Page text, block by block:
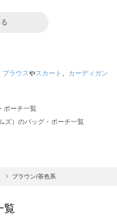
ブラウスやスカート
カーディガン
ポーチ一覧
ズ）のバッグ・ポーチ一覧
バッグ・ポーチ一覧
ブラウン/茶色系
覧